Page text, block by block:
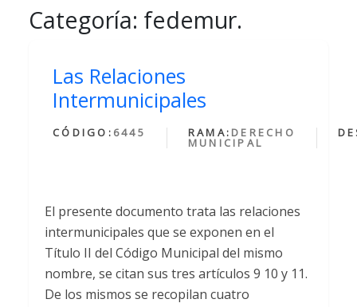
Categoría: fedemur.
Las Relaciones
Intermunicipales
CÓDIGO: 6445 RAMA: DERECHO
MUNICIPAL
El presente documento trata las relaciones
intermunicipales que se exponen en el
Título II del Código Municipal del mismo
nombre, se citan sus tres artículos 9 10 y 11.
De los mismos se recopilan cuatro